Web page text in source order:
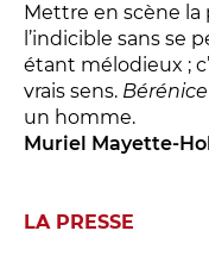
Entre amis,
Acteur des
médical et
En situation de
PRATIQUEZ...
Mettre en scène
l’indicible sans se
étant mélodieux ;
vrais sens. Bérénice
un homme.
Muriel Mayette-
LA PRESSE